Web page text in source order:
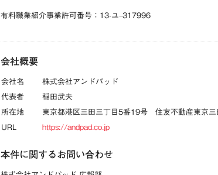
有料職業紹介事業許可番号：13-ユ–317996
会社概要
会社名
株式会社アンドパッド
代表者
稲田武夫
所在地
東京都港区三田三丁目5番19号 住友不動産東京三
URL
https://andpad.co.jp
本件に関するお問い合わせ